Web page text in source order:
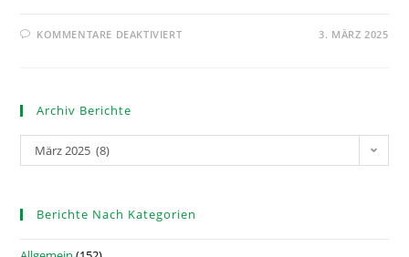
KOMMENTARE DEAKTIVIERT 3. MÄRZ 2025
Archiv Berichte
März 2025 (8)
Berichte Nach Kategorien